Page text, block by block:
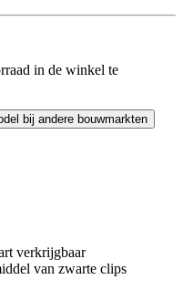
in de winkel te
bij andere bouwmarkten
verkrijgbaar
van zwarte clips